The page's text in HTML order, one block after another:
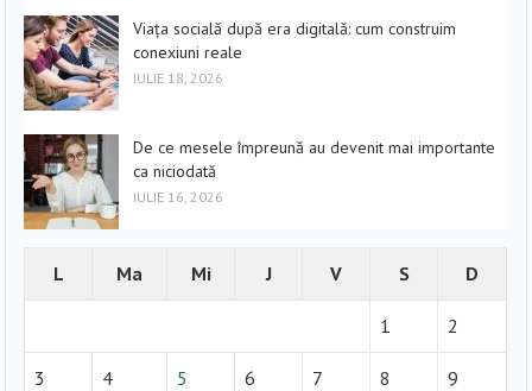
Viața socială după era digitală: cum construim
conexiuni reale
IULIE 18, 2026
De ce mesele împreună au devenit mai importante
ca niciodată
IULIE 16, 2026
L Ma Mi J V S D
1 2
3 4 5 6 7 8 9